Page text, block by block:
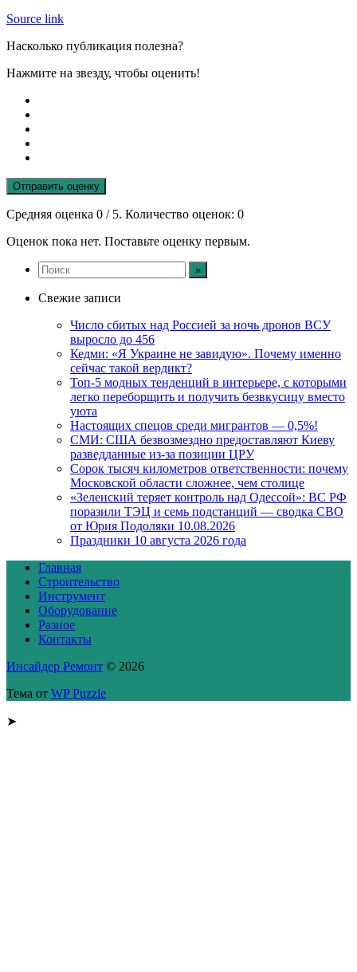
Source link
Насколько публикация полезна?
Нажмите на звезду, чтобы оценить!
Отправить оценку
Средняя оценка 0 / 5. Количество оценок: 0
Оценок пока нет. Поставьте оценку первым.
Свежие записи
Число сбитых над Россией за ночь дронов ВСУ
выросло до 456
Кедми: «Я Украине не завидую». Почему именно
сейчас такой вердикт?
Топ-5 модных тенденций в интерьере, с которыми
легко переборщить и получить безвкусицу вместо
уюта
Настоящих спецов среди мигрантов — 0,5%!
СМИ: США безвозмездно предоставляют Киеву
разведданные из-за позиции ЦРУ
Сорок тысяч километров ответственности: почему
Московской области сложнее, чем столице
«Зеленский теряет контроль над Одессой»: ВС РФ
поразили ТЭЦ и семь подстанций — сводка СВО
от Юрия Подоляки 10.08.2026
Праздники 10 августа 2026 года
Главная
Строительство
Инструмент
Оборудование
Разное
Контакты
Инсайдер Ремонт © 2026
Тема от WP Puzzle
➤